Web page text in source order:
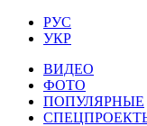
РУС
УКР
ВИДЕО
ФОТО
ПОПУЛЯРНЫЕ